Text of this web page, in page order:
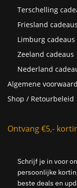
Terschelling
Friesland cadeaus
Limburg cadeaus
Zeeland cadeaus
Nederland
Algemene
Shop / Retourbeleid
Ontvang €5,-
Schrijf je in voor
persoonlijke
beste deals en